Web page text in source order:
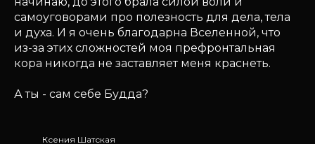
самоуговорами про полезность для дела, тела
и духа. И я очень благодарна Вселенной, что
из-за этих сложностей моя префронтальная
кора никогда не заставляет меня краснеть.
А ты - сам себе Будда?
Ксения Шатская